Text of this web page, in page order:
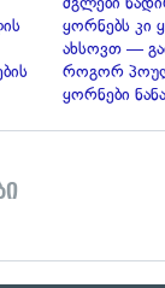
ყორნებს კი
ახსოვთ —
როგორ
ყორნები